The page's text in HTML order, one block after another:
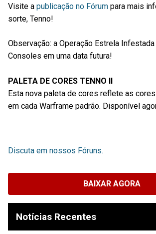
Visite a publicação no Fórum para mais
sorte, Tenno!
Observação: a Operação Estrela
Consoles em uma data futura!
PALETA DE CORES TENNO II
Esta nova paleta de cores reflete as
em cada Warframe padrão. Disponível
Discuta em nossos Fóruns.
BAIXAR AGORA
Notícias Recentes